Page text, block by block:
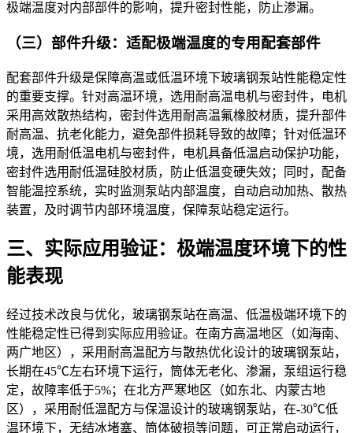
极端温度对内部部件的影响，提升密封性能，防止渗漏。
（三）部件升级：适配极端温度的专用配套部件
配套部件升级是保障高温或低温环境下玻璃钢泵站性能稳定性
的重要支撑。针对高温环境，选用耐高温电机与密封件，电机
采用高效散热结构，密封件选用耐高温氟橡胶材质，提升部件
耐高温、抗老化能力，避免部件损耗导致的故障；针对低温环
境，选用耐低温电机与密封件，电机具备低温启动保护功能，
密封件选用耐低温硅胶材质，防止低温变硬失效；同时，配备
智能温控系统，实时监测泵站内部温度，自动启动加热、散热
装置，及时调节内部环境温度，保障泵站稳定运行。
三、实际应用验证：极端温度环境下的性
能表现
经过技术改良与优化，玻璃钢泵站在高温、低温极端环境下的
性能稳定性已得到实际应用验证。在南方高温地区（如海南、
两广地区），采用耐高温配方与散热优化设计的玻璃钢泵站，
长期在45℃左右环境下运行，筒体无老化、渗漏，泵组运行稳
定，故障率低于5%；在北方严寒地区（如东北、内蒙古地
区），采用耐低温配方与保温设计的玻璃钢泵站，在-30℃低
温环境下，无结冰堵塞、筒体破损等问题，可正常启动运行，